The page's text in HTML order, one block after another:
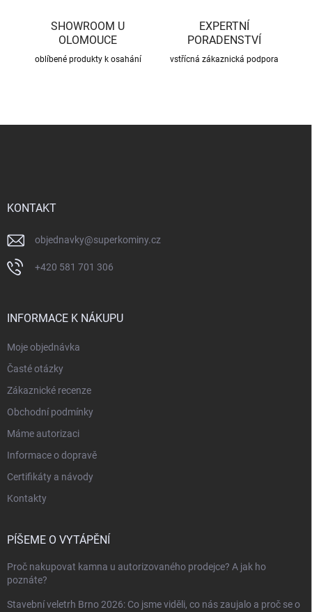
SHOWROOM U
OLOMOUCE
oblíbené produkty k osahání
EXPERTNÍ
PORADENSTVÍ
vstřícná zákaznická podpora
KONTAKT
objednavky@superkominy.cz
+420 581 701 306
INFORMACE K NÁKUPU
Moje objednávka
Časté otázky
Zákaznické recenze
Obchodní podmínky
Máme autorizaci
Informace o dopravě
Certifikáty a návody
Kontakty
PÍŠEME O VYTÁPĚNÍ
Proč nakupovat kamna u autorizovaného prodejce? A jak ho
poznáte?
Stavební veletrh Brno 2026: Co jsme viděli, co nás zaujalo a proč se o